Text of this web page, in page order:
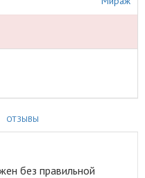
ОТЗЫВЫ
без правильной